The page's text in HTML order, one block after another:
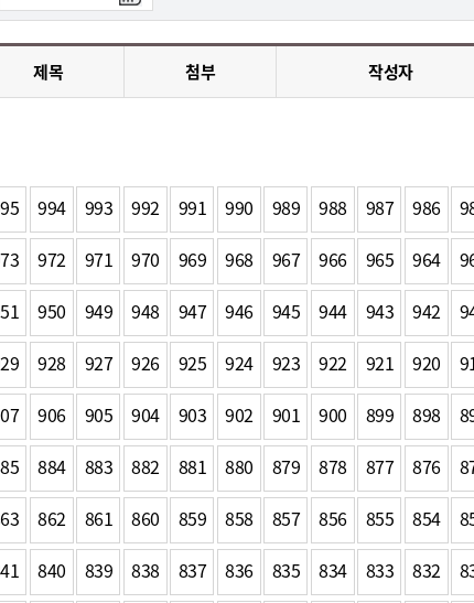
자동차 정기(종합)검사 기
간조회 및 검사예약
민원편람/서식 한눈에 서비스
전자민원창
전자가족관계등록
인터넷등기소
위택스
부동산통합민원
새올전자민원창구
설문조사
원봉사참여
적극행정
부모학교예약시스템
산어린이시청
디지털배움터
주정차단속 문자알
스
군산시 무상교통
경선언문
기본정보
학물질 관리지도
세먼지 대응
영향평가
면해체 건축물정보
경오염업소 공개
경 관련사이트
청소정보
대형폐기물 배출신고
생활쓰레기 처리요령
음식물쓰레기 처리요령
폐기물 처리시설 현황
공중위생
위생용품 제조업
식품위생
문화 콘텐츠업
체육
체육시설 안내
군산시체육회
생활체육 공지
일자리 지원사업
로/가로등
전거
부동산 정보
주소/건축/지적/지리정보
조상땅찾기
태양광
가스/석유
위원회 현황 공공데이터 개방 업무추진비
공모사업
자매결연/국제협력 도시
군산의 상징
예산안내
재정공시
결산보고서
중기지방재정계획
투자심사
예산낭비신고
보조금 부정수급 신고
공유재산
재정용어사전
조례규칙 입법예고
조례규칙 입법예고(구)
법률정보 관련사이트
경제동향
물가정보
사회조사
사업체
통계연보
청년통계
주민등
체류외
군산시 고향사랑기부제
고향사랑기부제 소개
기부자 예우제
군산상
제목 첨부 작성자
994 993 992 991 990 989 988 987 986
972 971 970 969 968 967 966 965 964
950 949 948 947 946 945 944 943 942
928 927 926 925 924 923 922 921 920
906 905 904 903 902 901 900 899 898
884 883 882 881 880 879 878 877 876
862 861 860 859 858 857 856 855 854
840 839 838 837 836 835 834 833 832